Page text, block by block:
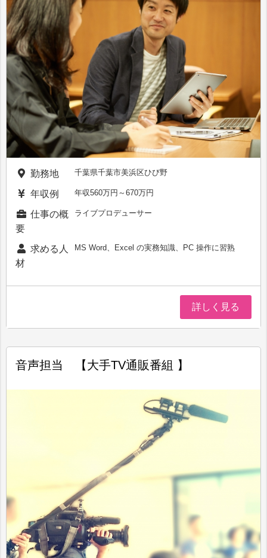
勤務地 千葉県千葉市美浜区ひび野
年収例 年収560万円～670万円
仕事の概
要
ライブプロデューサー
求める人
材
MS Word、Excel の実務知識、PC 操作に習熟
詳しく見る
音声担当 【大手TV通販番組 】